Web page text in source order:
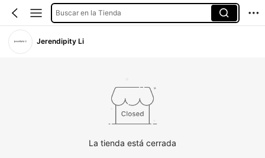
Buscar en la Tienda
Jerendipity Li
La tienda está cerrada